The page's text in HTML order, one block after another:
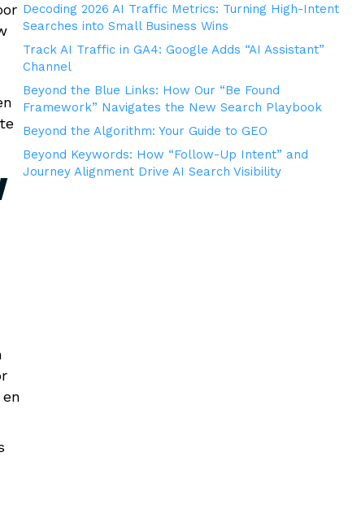
Decoding 2026 AI Traffic Metrics: Turning High-Intent
Searches into Small Business Wins
Track AI Traffic in GA4: Google Adds “AI Assistant”
Channel
Beyond the Blue Links: How Our “Be Found
Framework” Navigates the New Search Playbook
Beyond the Algorithm: Your Guide to GEO
Beyond Keywords: How “Follow-Up Intent” and
Journey Alignment Drive AI Search Visibility